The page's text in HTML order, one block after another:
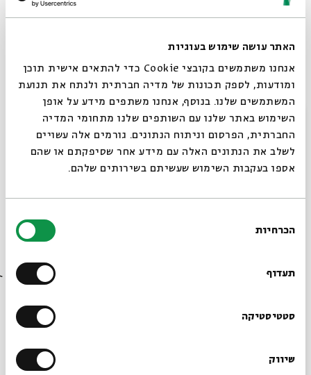
האתר עושה שימוש בעוגיות
אנחנו משתמשים בקובצי Cookie כדי להתאים אישית תוכן
ומודעות, לספק תכונות של מדיה חברתית ולנתח את תנועת
המשתמשים שלנו. בנוסף, אנחנו משתפים מידע על אופן
השימוש באתר שלנו עם השותפים שלנו מתחומי המדיה
החברתית, הפרסום וניתוח הנתונים. גורמים אלה עשויים
לשלב את הנתונים האלה עם מידע אחר שסיפקתם או שהם
אספו בעקבות השימוש שעשיתם בשירותים שלהם.
הסכמה
הכרחיות
תעדוף
סטטיסטיקה
שיווק
שני | טז בכסלו | 8.12
רביעי | יח בכסלו | 10.12
שני | כג בכסלו | 15.12
בימוי:ברכי ליפשיץ| כתיבה:שרית זוסמןויאיר ליפשיץ
(חשוון) ענבל לורי(כסלו) | מוזיקה ופזמונים:נדב ויקינסקי
| עיצוב חלל ותלבושות:יערה צדוק| עיצוב חלל ותלבושות:
יערה צדוק | עיצוב תאורה: זקי קוואסמי| משחק:גלית
צברי, ערן קראוס | שותפה לרעיון ולפיתוח:רוני ברודצקי
תגיות: ילדים אגדות הלבנה מעגל השנה היהודי
אירועים נוספים בסדרה
סגור